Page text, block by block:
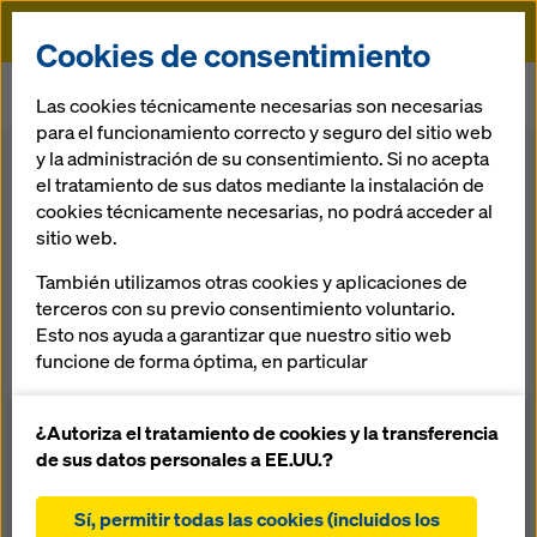
Doka
Encofrado autotrepante SKE plus
Volver al resumen
Encofra­do
autotrepante SKE
plus
El encofra­do trepante sin uso de grúa pa­ra
construcciones de cualquier forma y altura
Cookies de consentimiento
Las cookies técnicamente necesarias son necesarias
para el funcionamiento correcto y seguro del sitio web
y la administración de su consentimiento. Si no acepta
el tratamiento de sus datos mediante la instalación de
cookies técnicamente necesarias, no podrá acceder al
sitio web.
También utilizamos otras cookies y aplicaciones de
terceros con su previo consentimiento voluntario.
Esto nos ayuda a garantizar que nuestro sitio web
funcione de forma óptima, en particular
nuestro sitio web (cookies funcionales y
estadísticas)
utilizar la tienda online de Doka (cookies
¿Autoriza el tratamiento de cookies y la transferencia
de sus datos personales a EE.UU.?
Sí, permitir todas las cookies (incluidos los